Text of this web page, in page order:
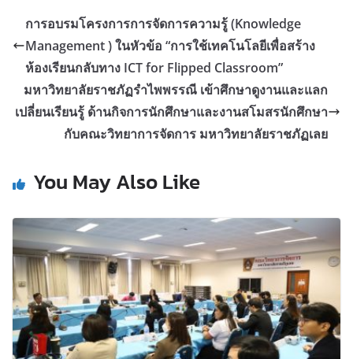
การอบรมโครงการการจัดการความรู้ (Knowledge
Management ) ในหัวข้อ “การใช้เทคโนโลยีเพื่อสร้าง
ห้องเรียนกลับทาง ICT for Flipped Classroom”
มหาวิทยาลัยราชภัฏรำไพพรรณี เข้าศึกษาดูงานและแลก
เปลี่ยนเรียนรู้ ด้านกิจการนักศึกษาและงานสโมสรนักศึกษา
กับคณะวิทยาการจัดการ มหาวิทยาลัยราชภัฏเลย
You May Also Like